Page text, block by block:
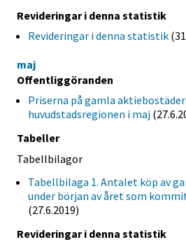
Revideringar i denna statistik
Revideringar i denna statistik
maj
Offentliggöranden
Priserna på gamla
huvudstadsregionen i maj
Tabeller
Tabellbilagor
Tabellbilaga 1. Antalet köp av
under början av året som
(27.6.2019)
Revideringar i denna statistik